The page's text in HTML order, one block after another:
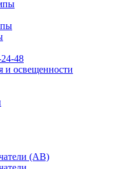
48
и освещенности
(АВ)